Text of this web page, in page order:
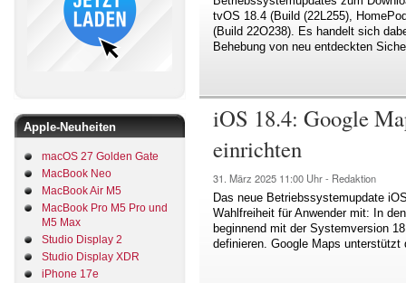
Apple-Neuheiten
macOS 27 Golden Gate
MacBook Neo
MacBook Air M5
MacBook Pro M5 Pro und
M5 Max
Studio Display 2
Studio Display XDR
iPhone 17e
tvOS 18.4 (Build (22L255),
(Build 22O238). Es handelt sich
Behebung von neu entdeckten
iOS 18.4: Google
einrichten
31. März 2025 11:00 Uhr - Redaktion
Das neue Betriebssystemupdate
Wahlfreiheit für Anwender mit: In
beginnend mit der Systemversion
definieren. Google Maps unterstützt